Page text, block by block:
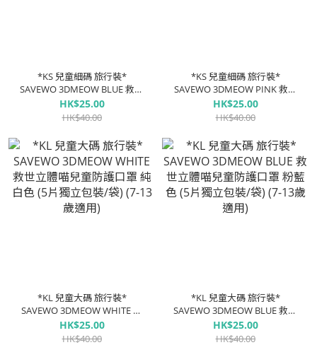
*KS 兒童細碼 旅行裝*
SAVEWO 3DMEOW BLUE 救世
立體喵兒童防護口罩 粉藍色 (5
片獨立包裝/袋) (2-6歲適用)
HK$25.00
HK$40.00
*KS 兒童細碼 旅行裝*
SAVEWO 3DMEOW PINK 救世
立體喵兒童防護口罩 粉紅色 (5
片獨立包裝/袋) (2-6歲適用)
HK$25.00
HK$40.00
*KL 兒童大碼 旅行裝*
SAVEWO 3DMEOW WHITE 救
世立體喵兒童防護口罩 純白色
(5片獨立包裝/袋) (7-13歲適用)
HK$25.00
HK$40.00
*KL 兒童大碼 旅行裝*
SAVEWO 3DMEOW BLUE 救世
立體喵兒童防護口罩 粉藍色 (5
片獨立包裝/袋) (7-13歲適用)
HK$25.00
HK$40.00